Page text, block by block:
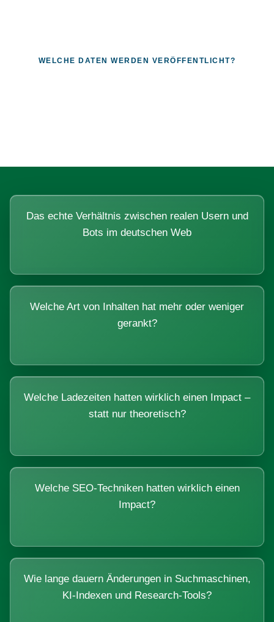
WELCHE DATEN WERDEN VERÖFFENTLICHT?
Das echte Verhältnis zwischen realen Usern und
Bots im deutschen Web
Welche Art von Inhalten hat mehr oder weniger
gerankt?
Welche Ladezeiten hatten wirklich einen Impact –
statt nur theoretisch?
Welche SEO-Techniken hatten wirklich einen
Impact?
Wie lange dauern Änderungen in Suchmaschinen,
KI-Indexen und Research-Tools?